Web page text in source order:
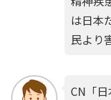
は日本
民より
CN「